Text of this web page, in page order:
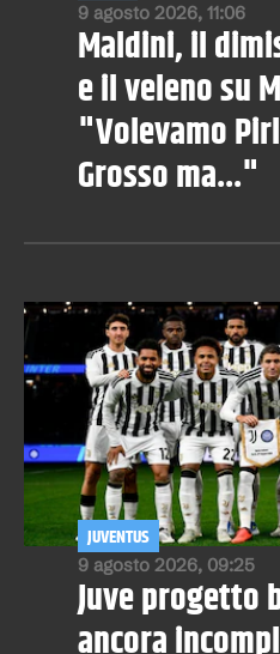
9 agosto 2026, 11:06
Maldini, il
e il veleno su
"Volevamo
Grosso ma..."
9 agosto 2026, 09:25
JUVENTUS
Juve progetto
ancora